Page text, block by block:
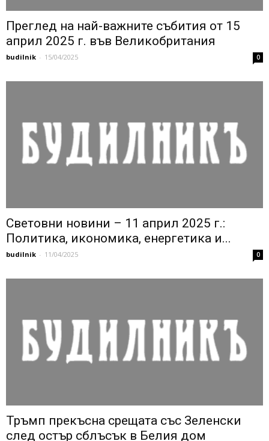
Преглед на най-важните събития от 15
април 2025 г. във Великобритания
budilnik - 15/04/2025 0
Световни новини – 11 април 2025 г.:
Политика, икономика, енергетика и...
budilnik - 11/04/2025 0
Тръмп прекъсна срещата със Зеленски
след остър сблъсък в Белия дом